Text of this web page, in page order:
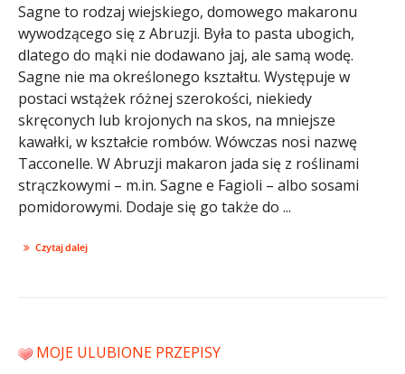
Sagne to rodzaj wiejskiego, domowego makaronu
wywodzącego się z Abruzji. Była to pasta ubogich,
dlatego do mąki nie dodawano jaj, ale samą wodę.
Sagne nie ma określonego kształtu. Występuje w
postaci wstążek różnej szerokości, niekiedy
skręconych lub krojonych na skos, na mniejsze
kawałki, w kształcie rombów. Wówczas nosi nazwę
Tacconelle. W Abruzji makaron jada się z roślinami
strączkowymi – m.in. Sagne e Fagioli – albo sosami
pomidorowymi. Dodaje się go także do ...
Czytaj dalej
MOJE ULUBIONE PRZEPISY